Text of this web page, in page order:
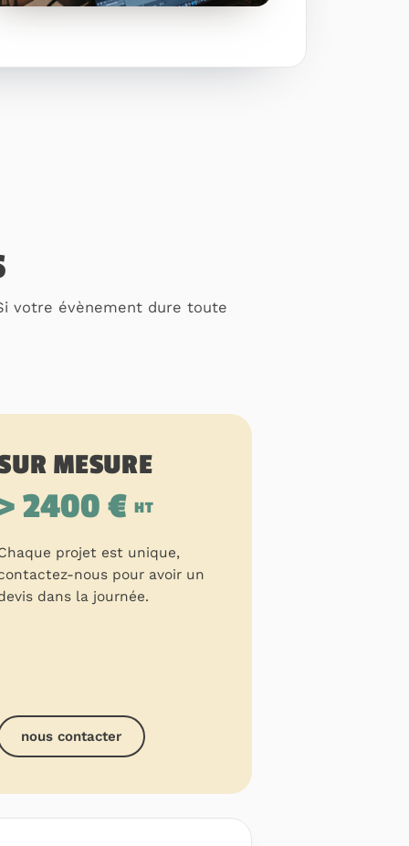
votre évènement dure toute
MESURE
2400 €HT
projet est unique,
nous pour avoir un
dans la journée.
nous contacter